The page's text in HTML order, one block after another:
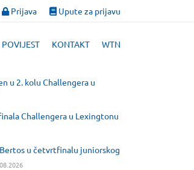
Prijava Upute za prijavu
POVIJEST KONTAKT WTN
u 2. kolu Challengera u
Challengera u Lexingtonu
u četvrtfinalu juniorskog